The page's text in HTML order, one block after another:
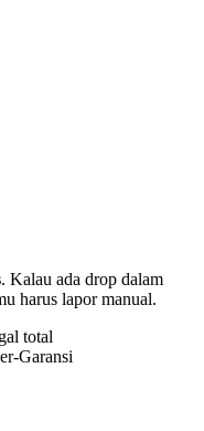
. Kalau ada drop dalam
harus lapor manual.
total
Garansi